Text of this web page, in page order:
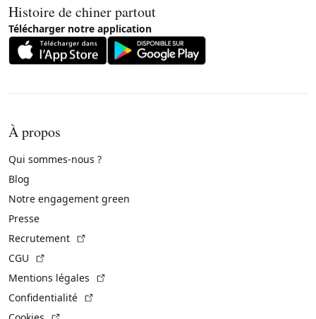
Histoire de chiner partout
Télécharger notre application
À propos
Qui sommes-nous ?
Blog
Notre engagement green
Presse
Recrutement
CGU
Mentions légales
Confidentialité